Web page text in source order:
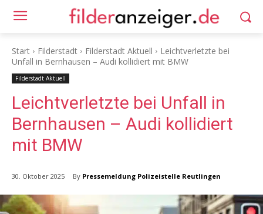
Start Filderstadt Filderstadt Aktuell
Leichtverletzte bei
Unfall in Bernhausen – Audi kollidiert mit BMW
Filderstadt Aktuell
Leichtverletzte bei Unfall in
Bernhausen – Audi kollidiert
mit BMW
30. Oktober 2025 By Pressemeldung Polizeistelle Reutlingen